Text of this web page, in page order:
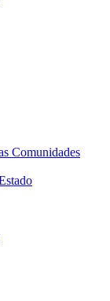
Comunidades